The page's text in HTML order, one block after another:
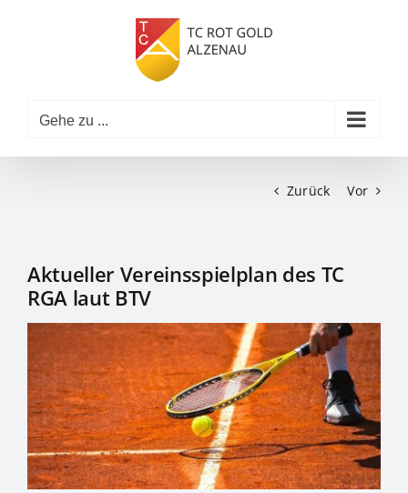
Gehe zu ...
Zurück Vor
Aktueller Vereinsspielplan des TC
RGA laut BTV
Zeige
grösseres
Bild